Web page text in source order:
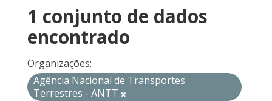
1 conjunto de dados
encontrado
Organizações:
Agência Nacional de Transportes
Terrestres - ANTT